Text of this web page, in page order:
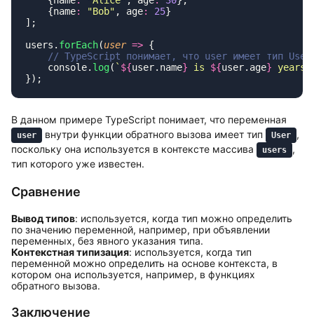
    {name
: "Bob" , age: 25
users. forEach(user =>
    console.
log( ` ${user.name} is ${user.age} years
В данном примере TypeScript понимает, что переменная
user внутри функции обратного вызова имеет тип User
,
поскольку она используется в контексте массива
users
,
тип которого уже известен.
Сравнение
Вывод типов: используется, когда тип можно определить
по значению переменной, например, при объявлении
переменных, без явного указания типа.
Контекстная типизация: используется, когда тип
переменной можно определить на основе контекста, в
котором она используется, например, в функциях
обратного вызова.
Заключение